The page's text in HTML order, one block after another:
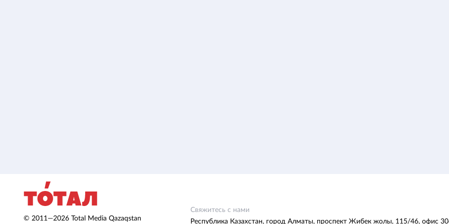
© 2011—2026 Total Media Qazaqstan
Свяжитесь с нами
Республика Казахстан, город Алматы, проспект Жибек жолы, 115/46, офис